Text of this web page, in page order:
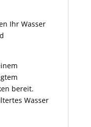
Ihr Wasser
bereit.
Wasser